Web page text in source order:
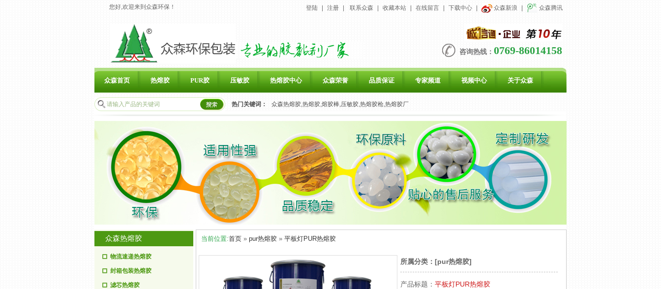
登陆 | 注册 | 联系众森 | 收藏本站 | 在线留言 | 下载中心 | 众森新浪 | 众森腾讯
您好,欢迎来到众森环保！
咨询热线： 0769-86014158
众森首页 热熔胶 PUR胶 压敏胶 热熔胶中心 众森荣誉 品质保证 专家频道 视频中心 关于众森
联系众森 热门关键词： 众森热熔胶,热熔胶,熔胶棒,压敏胶,热熔胶枪,热熔胶厂
众森热熔胶
物流速递热熔胶
封箱包装热熔胶
滤芯热熔胶
当前位置:首页 » pur热熔胶 » 平板灯PUR热熔胶
所属分类：[pur热熔胶]
产品标题： 平板灯PUR热熔胶